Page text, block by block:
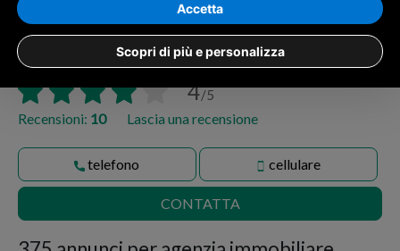
Immobiliare IPI
Via Fratelli Francia, 26, 17014, Cairo Montenotte (SV)
4/5
Recensioni: 10 Lascia una recensione
telefono cellulare
CONTATTA
Scopri di più e personalizza
Accetta